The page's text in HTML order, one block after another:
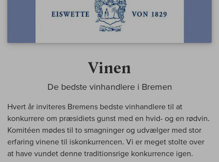
Vinen
De bedste vinhandlere i Bremen
Hvert år inviteres Bremens bedste vinhandlere til at
konkurrere om præsidiets gunst med en hvid- og en rødvin.
Komitéen mødes til to smagninger og udvælger med stor
erfaring vinene til iskonkurrencen. Vi er meget stolte over
at have vundet denne traditionsrige konkurrence igen.